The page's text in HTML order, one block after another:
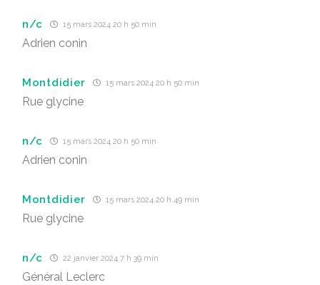
n/c 15 mars 2024 20 h 50 min
Adrien conin
Montdidier 15 mars 2024 20 h 50 min
Rue glycine
n/c 15 mars 2024 20 h 50 min
Adrien conin
Montdidier 15 mars 2024 20 h 49 min
Rue glycine
n/c 22 janvier 2024 7 h 39 min
Général Leclerc